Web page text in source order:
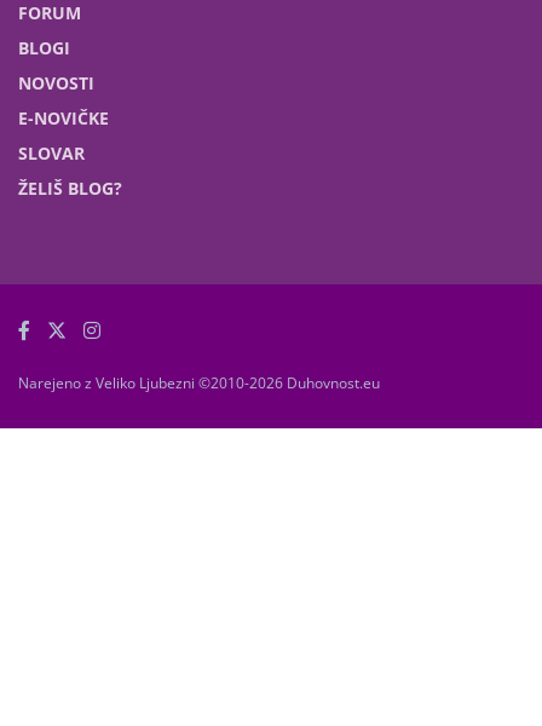
FORUM
BLOGI
NOVOSTI
E-NOVIČKE
SLOVAR
ŽELIŠ BLOG?
Narejeno z Veliko Ljubezni ©2010-2026 Duhovnost.eu